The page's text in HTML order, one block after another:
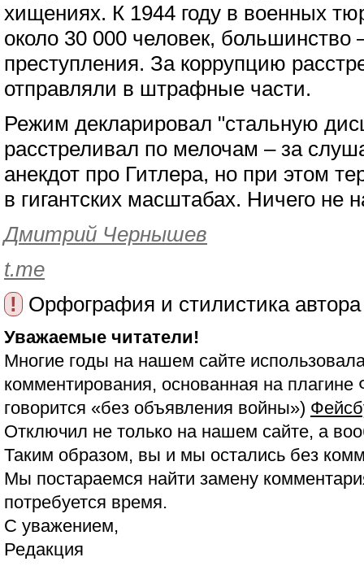
хищениях. К 1944 году в военных
около 30 000 человек, большинство
преступления. За коррупцию
отправляли в штрафные части.
Режим декларировал "стальную
расстреливал по мелочам – за
анекдот про Гитлера, но при этом
в гигантских масштабах. Ничего не
Дмитрий Чернышев
t.me
!
Орфография и стилистика
Уважаемые читатели!
Многие годы на нашем сайте
комментирования, основанная на
говорится «без объявления войны»)
Отключил не только на нашем сайте, а
Таким образом, вы и мы остались без
Мы постараемся найти замену
потребуется время.
С уважением,
Редакция